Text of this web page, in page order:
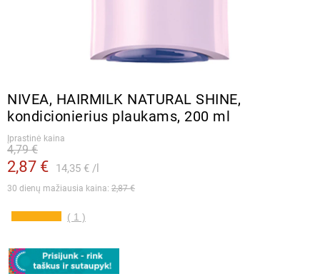
NIVEA, HAIRMILK NATURAL SHINE,
kondicionierius plaukams, 200 ml
Įprastinė kaina
2,87 € 14,35 €
4,79 €
30 dienų mažiausia kaina: 2,87 €
( 1 )